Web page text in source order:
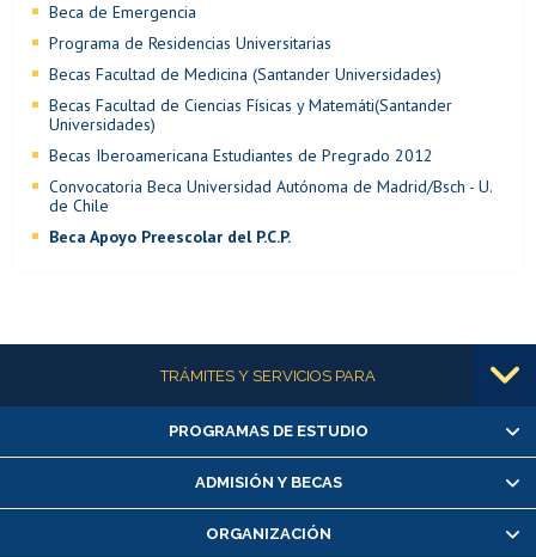
Beca de Emergencia
Programa de Residencias Universitarias
Becas Facultad de Medicina (Santander Universidades)
Becas Facultad de Ciencias Físicas y Matemáti(Santander
Universidades)
Becas Iberoamericana Estudiantes de Pregrado 2012
Convocatoria Beca Universidad Autónoma de Madrid/Bsch - U.
de Chile
Beca Apoyo Preescolar del P.C.P.
Más informaciónTRÁMITES Y SERVICIOS PARA
Alumnas/os y exalumnas/os
Matrícula en línea
Inscripción y cambio de asignaturas
Consulta y certificado de notas
PROGRAMAS DE ESTUDIO
ADMISIÓN Y BECAS
ORGANIZACIÓN